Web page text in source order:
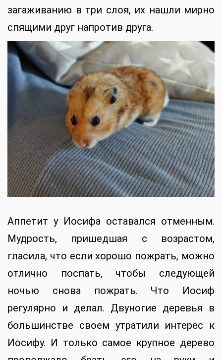
загаживанию в три слоя, их нашли мирно
спящими друг напротив друга.
Аппетит у Иосифа оставался отменным.
Мудрость, пришедшая с возрастом,
гласила, что если хорошо пожрать, можно
отлично поспать, чтобы следующей
ночью снова пожрать. Что Иосиф
регулярно и делал. Двуногие деревья в
большинстве своем утратили интерес к
Иосифу. И только самое крупное дерево